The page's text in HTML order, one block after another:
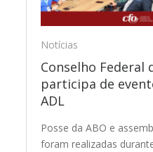
Notícias
Conselho Federal
participa de
ADL
Posse da ABO e
foram realizadas